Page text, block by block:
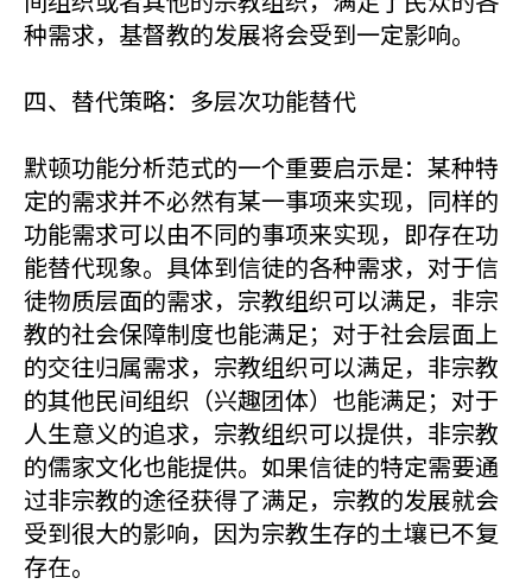
种需求，基督教的发展将会受到一定影响。
四、替代策略：多层次功能替代
默顿功能分析范式的一个重要启示是：某种特
定的需求并不必然有某一事项来实现，同样的
功能需求可以由不同的事项来实现，即存在功
能替代现象。具体到信徒的各种需求，对于信
徒物质层面的需求，宗教组织可以满足，非宗
教的社会保障制度也能满足；对于社会层面上
的交往归属需求，宗教组织可以满足，非宗教
的其他民间组织（兴趣团体）也能满足；对于
人生意义的追求，宗教组织可以提供，非宗教
的儒家文化也能提供。如果信徒的特定需要通
过非宗教的途径获得了满足，宗教的发展就会
受到很大的影响，因为宗教生存的土壤已不复
存在。